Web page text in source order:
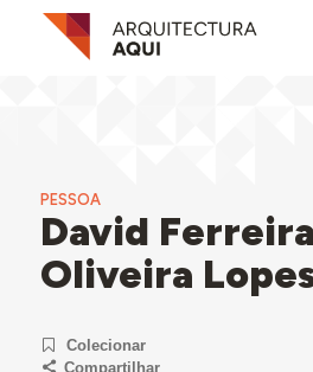
PESSOA
David
Oliveira
Colecionar
Compartilhar